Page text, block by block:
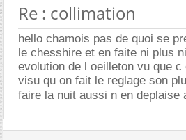
Re : collimation
hello chamois pas de quoi se
le chesshire et en faite ni plus
evolution de l oeilleton vu que
visu qu on fait le reglage son
faire la nuit aussi n en deplaise